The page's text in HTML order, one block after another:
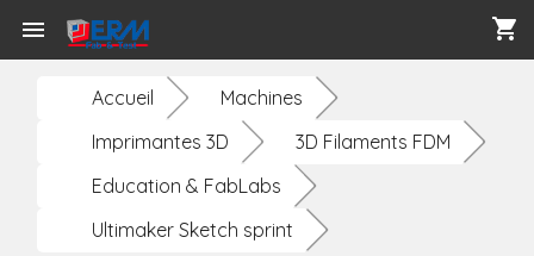
 shopping_cart
Accueil
Machines
Imprimantes 3D
3D Filaments FDM
Education & FabLabs
Ultimaker Sketch sprint